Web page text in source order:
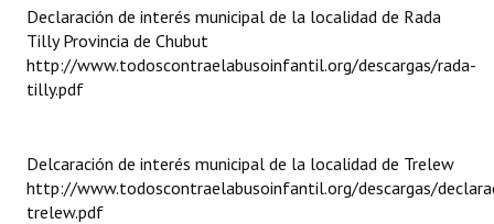
NORMATIVA
Comunicaciones
Resoluciones
Resoluciones de Presidencia
Declaración de interés municipal de la localidad de Rada
Tilly Provincia de Chubut
http://www.todoscontraelabusoinfantil.org/descargas/rada-
tilly.pdf
Delcaración de interés municipal de la localidad de Trelew
http://www.todoscontraelabusoinfantil.org/descargas/
trelew.pdf